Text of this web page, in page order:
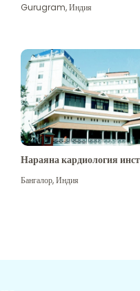
Gurugram,Индия
Нараяна кардиология
Бангалор,Индия